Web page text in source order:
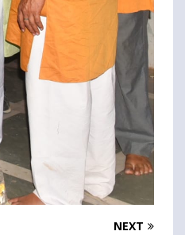
NEXT